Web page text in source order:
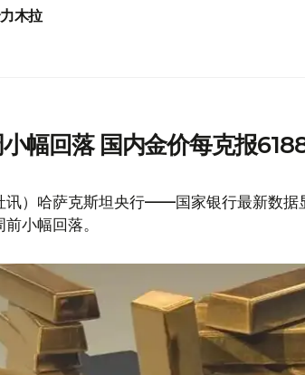
木拉
幅回落 国内金价每克报
讯）哈萨克斯坦央行——国家银行最新数
小幅回落。